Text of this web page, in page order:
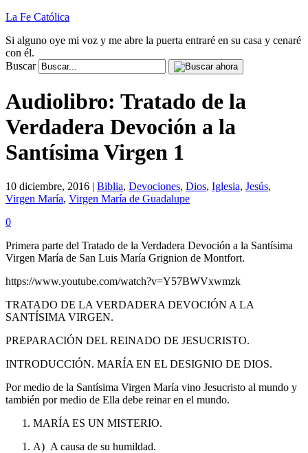
La Fe Católica
Si alguno oye mi voz y me abre la puerta entraré en su casa y cenaré
con él.
Buscar
Audiolibro: Tratado de la
Verdadera Devoción a la
Santísima Virgen 1
10 diciembre, 2016 | Biblia, Devociones, Dios, Iglesia, Jesús,
Virgen María, Virgen María de Guadalupe
0
Primera parte del Tratado de la Verdadera Devoción a la Santísima
Virgen María de San Luis María Grignion de Montfort.
https://www.youtube.com/watch?v=Y57BWVxwmzk
TRATADO DE LA VERDADERA DEVOCIÓN A LA
SANTÍSIMA VIRGEN.
PREPARACIÓN DEL REINADO DE JESUCRISTO.
INTRODUCCIÓN. MARÍA EN EL DESIGNIO DE DIOS.
Por medio de la Santísima Virgen María vino Jesucristo al mundo y
también por medio de Ella debe reinar en el mundo.
MARÍA ES UN MISTERIO.
A) A causa de su humildad.